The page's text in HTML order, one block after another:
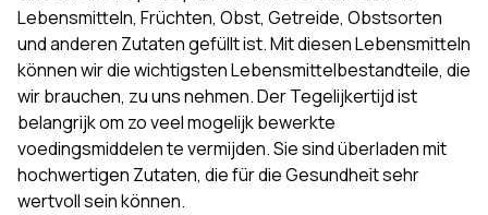
Lebensmitteln, Früchten, Obst, Getreide, Obstsorten
und anderen Zutaten gefüllt ist. Mit diesen Lebensmitteln
können wir die wichtigsten Lebensmittelbestandteile, die
wir brauchen, zu uns nehmen. Der Tegelijkertijd ist
belangrijk om zo veel mogelijk bewerkte
voedingsmiddelen te vermijden. Sie sind überladen mit
hochwertigen Zutaten, die für die Gesundheit sehr
wertvoll sein können.